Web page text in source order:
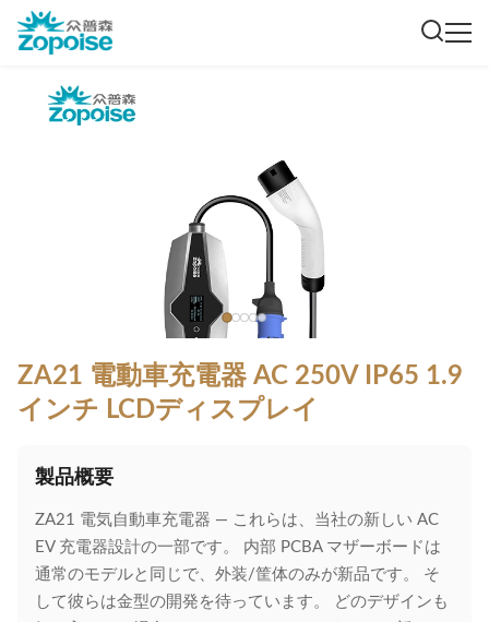
ZA21 電動車充電器 AC 250V IP65 1.9
インチ LCDディスプレイ
製品概要
ZA21 電気自動車充電器 — これらは、当社の新しい AC
EV 充電器設計の一部です。 内部 PCBA マザーボードは
通常のモデルと同じで、外装/筐体のみが新品です。 そ
して彼らは金型の開発を待っています。 どのデザインも